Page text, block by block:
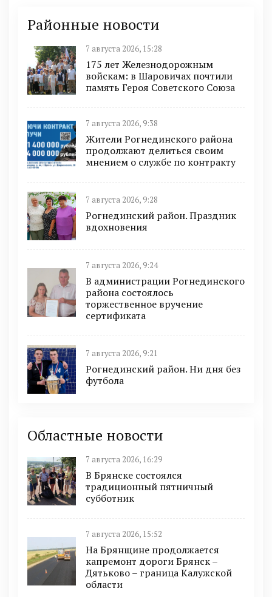
Районные новости
7 августа 2026, 15:28
175 лет Железнодорожным
войскам: в Шаровичах почтили
память Героя Советского Союза
7 августа 2026, 9:38
Жители Рогнединского района
продолжают делиться своим
мнением о службе по контракту
7 августа 2026, 9:28
Рогнединский район. Праздник
вдохновения
7 августа 2026, 9:24
В администрации Рогнединского
района состоялось
торжественное вручение
сертификата
7 августа 2026, 9:21
Рогнединский район. Ни дня без
футбола
Областные новости
7 августа 2026, 16:29
В Брянске состоялся
традиционный пятничный
субботник
7 августа 2026, 15:52
На Брянщине продолжается
капремонт дороги Брянск –
Дятьково – граница Калужской
области